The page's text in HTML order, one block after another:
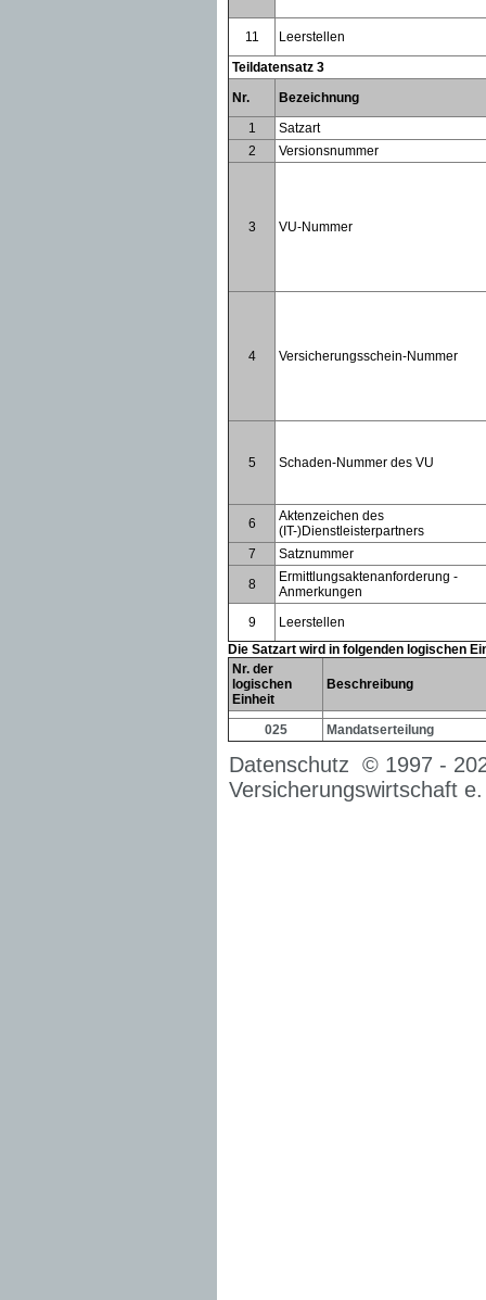
11
Leerstellen
Teildatensatz 3
Nr.
Bezeichnung
1
Satzart
2
Versionsnummer
3 VU-Nummer
4 Versicherungsschein-Nummer
5 Schaden-Nummer des VU
6
Aktenzeichen des
(IT-)Dienstleisterpartners
7
Satznummer
8
Ermittlungsaktenanforderung -
Anmerkungen
9
Leerstellen
Die Satzart wird in folgenden logischen
Nr. der
logischen
Einheit
Beschreibung
025 Mandatserteilung
Datenschutz © 1997 -
Versicherungswirtschaft e.